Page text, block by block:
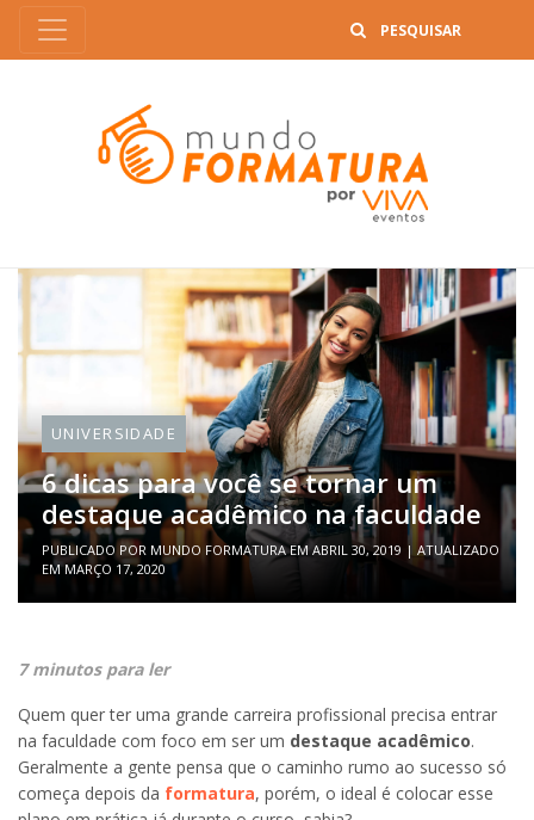
UNIVERSIDADE
6 dicas para você se tornar um
destaque acadêmico na faculdade
PUBLICADO POR MUNDO FORMATURAEMABRIL 30, 2019 | ATUALIZADO
EMMARÇO 17, 2020
7 minutos para ler
Quem quer ter uma grande carreira profissional precisa entrar
na faculdade com foco em ser um destaque acadêmico.
Geralmente a gente pensa que o caminho rumo ao sucesso só
começa depois da formatura, porém, o ideal é colocar esse